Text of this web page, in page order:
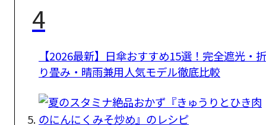
4
【2026最新】日傘おすすめ15選！完全遮光・折
り畳み・晴雨兼用人気モデル徹底比較